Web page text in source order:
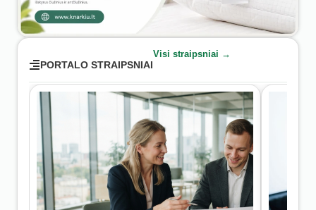
PORTALO STRAIPSNIAI
Visi straipsniai →